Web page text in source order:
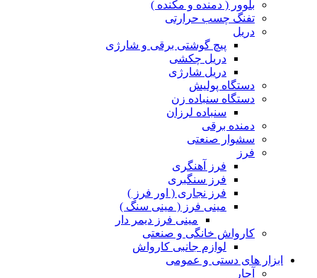
بلوور ( دمنده و مکنده )
تفنگ چسب حرارتی
دریل
پیچ گوشتی برقی و شارژی
دریل چکشی
دریل شارژی
دستگاه پولیش
دستگاه سنباده زن
سنباده لرزان
دمنده برقی
سشوار صنعتی
فرز
فرز آهنگری
فرز سنگبری
فرز نجاری ( اور فرز )
مینی فرز ( مینی سنگ )
مینی فرز دیمر دار
کارواش خانگی و صنعتی
لوازم جانبی کارواش
ابزار های دستی و عمومی
آچار